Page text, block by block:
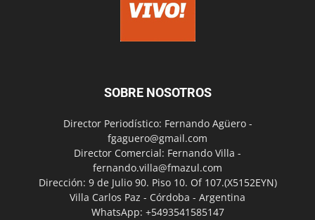
SOBRE NOSOTROS
Director Periodístico: Fernando Agüero -
fgaguero@gmail.com
Director Comercial: Fernando Villa -
fernando.villa@fmazul.com
Dirección: 9 de Julio 90. Piso 10. Of 107.(X5152EYN)
Villa Carlos Paz - Córdoba - Argentina
WhatsApp: +5493541585147